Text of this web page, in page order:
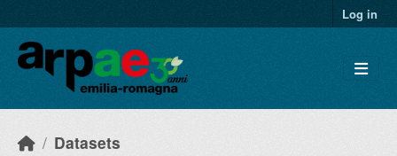
Log in
Datasets